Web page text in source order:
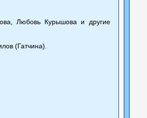
Любовь Курышова и другие
(Гатчина).